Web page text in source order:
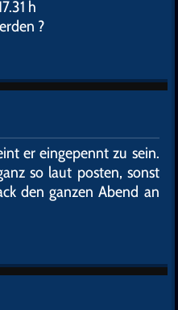
sich das Saugrohr ans
der sich das ganz
man mal jetzt
Schlimmen…das ist ja
ts ts…könnt`s
werd ich mal zeigen
Nächtli wünsch ich
ihr…Radaubrüder….